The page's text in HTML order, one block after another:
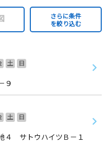
さらに条件
を絞り込む
土
日
９
土
日
４ サトウハイツＢ－１